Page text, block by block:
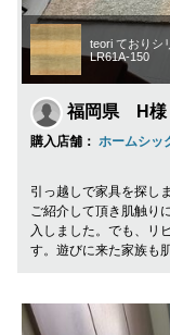
teori ておりシ
LR61A-150
福岡県 H様
購入店舗： ホームシッ
引っ越しで家具を探し
ご紹介して頂き肌触り
入しました。でも、リ
す。遊びに来た家族も